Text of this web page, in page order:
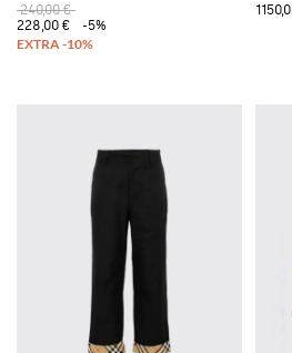
240,00 €
228,00 €
-5%